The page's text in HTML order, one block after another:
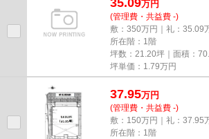
万円
(管理費・共益費 -)
敷：350万円｜礼：35.09
所在階：1階
坪数：21.20坪｜面積：
坪単価： 1.79万円
37.95万円
(管理費・共益費 -)
敷：150万円｜礼：37.95
所在階：1階